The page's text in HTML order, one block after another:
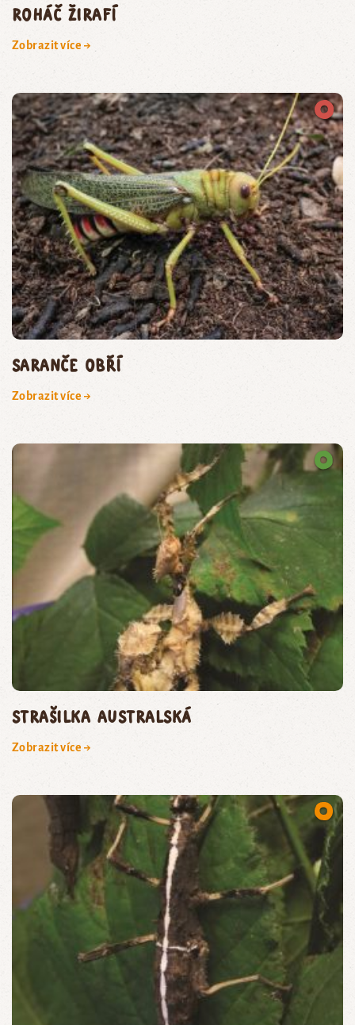
roháč žirafí
Zobrazit více →
saranče obří
Zobrazit více →
Strašilka australská
Zobrazit více →